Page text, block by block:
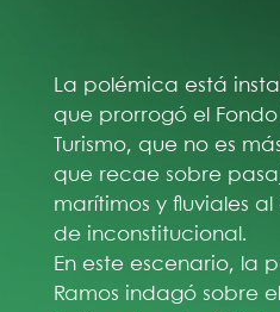
La polémica está
que prorrogó el
Turismo, que no es
que recae sobre
marítimos y fluviales
de inconstitucional.
En este escenario, la
Ramos indagó sobre